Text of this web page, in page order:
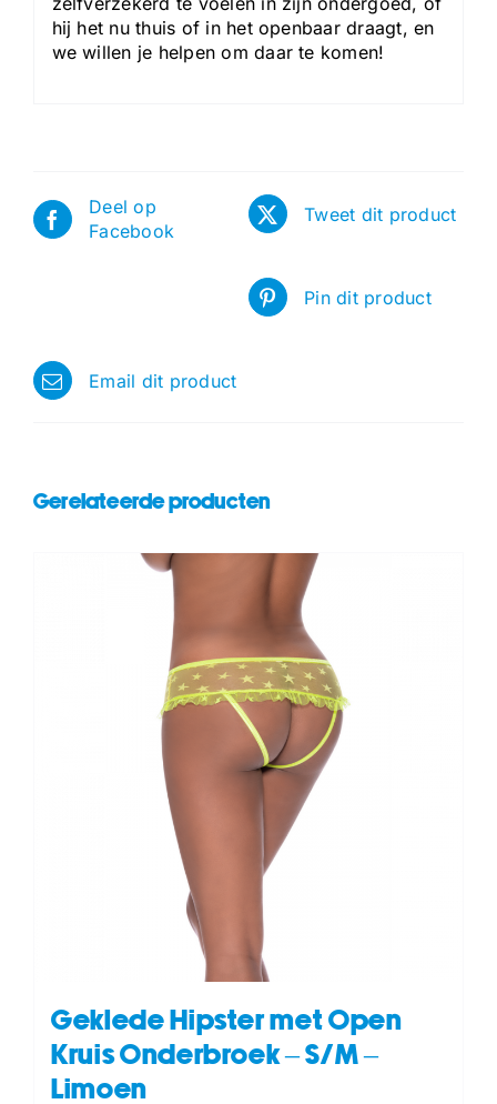
hij het nu thuis of in het openbaar draagt, en
we willen je helpen om daar te komen!
Deel op
Facebook
Tweet dit product
Pin dit product
Email dit product
Gerelateerde producten
Geklede Hipster met Open
Kruis Onderbroek – S/M –
Limoen